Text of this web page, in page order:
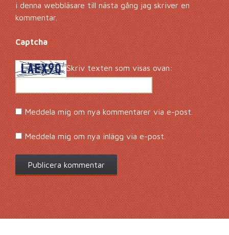
i denna webbläsare till nästa gång jag skriver en
kommentar.
Captcha *
Skriv texten som visas ovan:
Meddela mig om nya kommentarer via e-post.
Meddela mig om nya inlägg via e-post.